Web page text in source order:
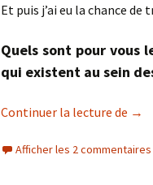
Et puis j’ai eu la chance de
Quels sont pour vous
qui existent au sein
Continuer la lecture de Il
→
Afficher les 2 commentaires